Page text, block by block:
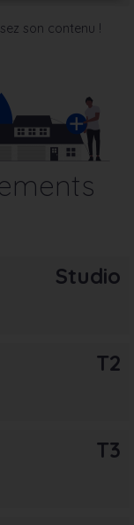
son contenu !
Studio
T2
T3